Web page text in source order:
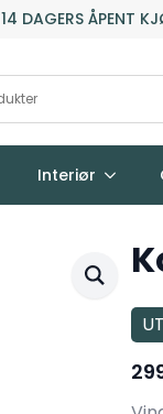
14 DAGERS ÅPENT
Interiør